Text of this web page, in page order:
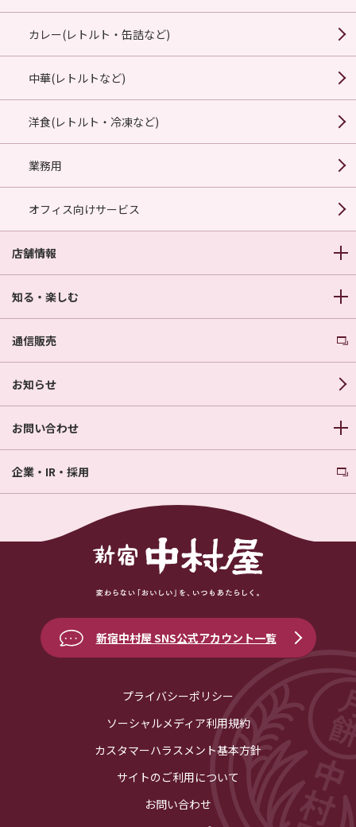
カレー(レトルト・缶詰など)
中華(レトルトなど)
洋食(レトルト・冷凍など)
業務用
オフィス向けサービス
店舗情報
知る・楽しむ
通信販売
お知らせ
お問い合わせ
企業・IR・採用
新宿中村屋 SNS公式アカウント一覧
プライバシーポリシー
ソーシャルメディア利用規約
カスタマーハラスメント基本方針
サイトのご利用について
お問い合わせ